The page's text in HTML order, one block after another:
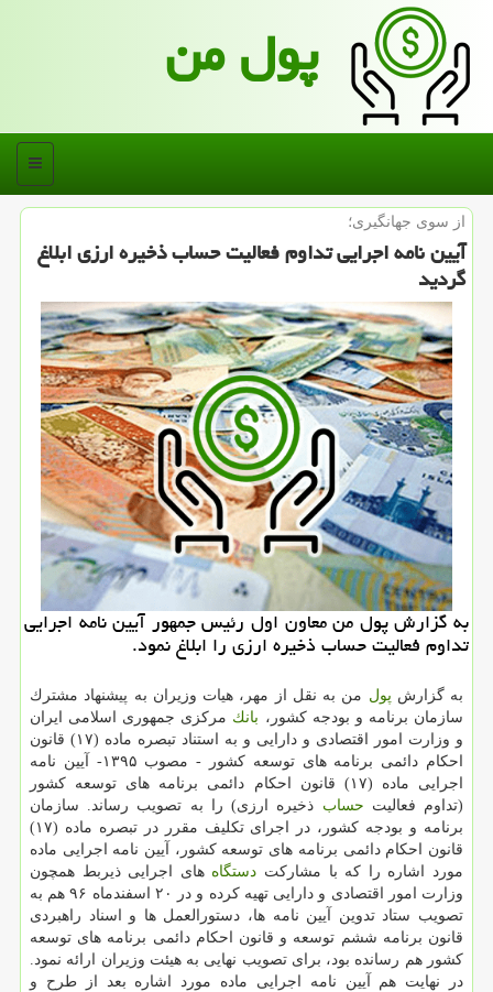
پول من
منو
از سوی جهانگیری؛
آیین نامه اجرایی تداوم فعالیت حساب ذخیره ارزی ابلاغ
گردید
به گزارش پول من معاون اول رئیس جمهور آیین نامه اجرایی
تداوم فعالیت حساب ذخیره ارزی را ابلاغ نمود.
به گزارش پول من به نقل از مهر، هیات وزیران به پیشنهاد مشترك
سازمان برنامه و بودجه كشور، بانك مركزی جمهوری اسلامی ایران
و وزارت امور اقتصادی و دارایی و به استناد تبصره ماده (۱۷) قانون
احكام دائمی برنامه های توسعه كشور - مصوب ۱۳۹۵- آیین نامه
اجرایی ماده (۱۷) قانون احكام دائمی برنامه های توسعه كشور
(تداوم فعالیت حساب ذخیره ارزی) را به تصویب رساند. سازمان
برنامه و بودجه كشور، در اجرای تكلیف مقرر در تبصره ماده (۱۷)
قانون احكام دائمی برنامه های توسعه كشور، آیین نامه اجرایی ماده
مورد اشاره را كه با مشاركت دستگاه های اجرایی ذیربط همچون
وزارت امور اقتصادی و دارایی تهیه كرده و در ۲۰ اسفندماه ۹۶ هم به
تصویب ستاد تدوین آیین نامه ها، دستورالعمل ها و اسناد راهبردی
قانون برنامه ششم توسعه و قانون احكام دائمی برنامه های توسعه
كشور هم رسانده بود، برای تصویب نهایی به هیئت وزیران ارائه نمود.
در نهایت هم آیین نامه اجرایی ماده مورد اشاره بعد از طرح و